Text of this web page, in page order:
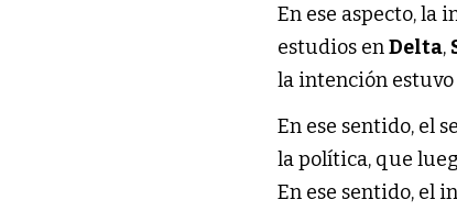
En ese aspecto, la
estudios enDelta,
la intención
En ese sentido, el
la política, que
En ese sentido, el